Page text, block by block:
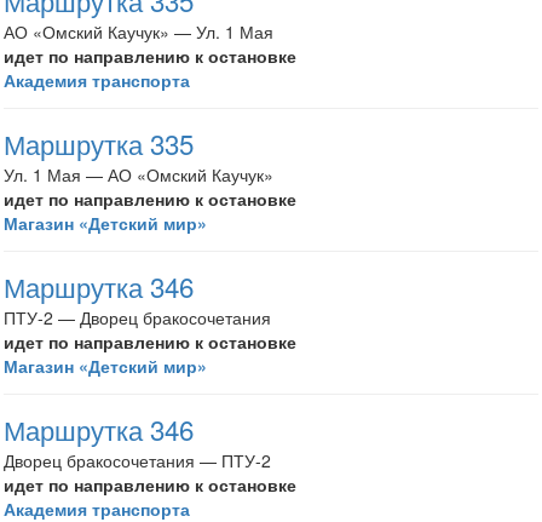
АО «Омский Каучук» — Ул. 1 Мая
идет по направлению к остановке
Академия транспорта
Маршрутка 335
Ул. 1 Мая — АО «Омский Каучук»
идет по направлению к остановке
Магазин «Детский мир»
Маршрутка 346
ПТУ-2 — Дворец бракосочетания
идет по направлению к остановке
Магазин «Детский мир»
Маршрутка 346
Дворец бракосочетания — ПТУ-2
идет по направлению к остановке
Академия транспорта